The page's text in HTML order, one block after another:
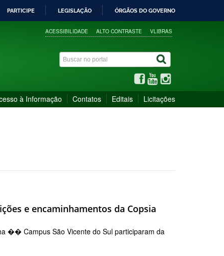
PARTICIPE LEGISLAÇÃO ÓRGÃOS DO GOVERNO
ACESSIBILIDADE ALTO CONTRASTE VLIBRAS
à Informação Contatos Editais Licitações
e encaminhamentos da Copsia
�� Campus São Vicente do Sul participaram da